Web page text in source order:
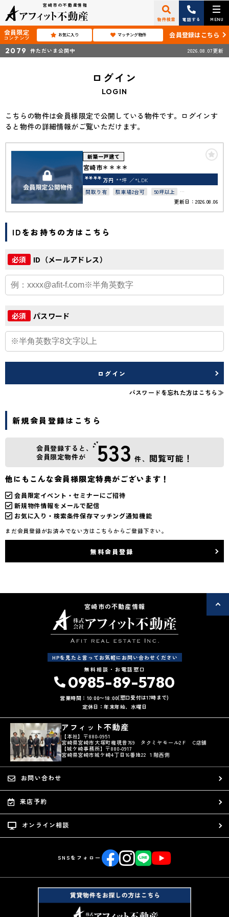
宮崎市の不動産情報
物件検索 電話する MENU
会員限定
コンテンツ お気に入り マッチング物件 会員登録はこちら
2079 件ただいま公開中 2026.08.07更新
ログイン
LOGIN
こちらの物件は会員様限定で公開している物件です。ログインす
ると物件の詳細情報がご覧いただけます。
新築一戸建て
宮崎市＊＊＊＊
**** 万円 **坪
*LDK
間取り有
駐車場2台可
50坪以上
オール電化住宅
更新日：2026.08.06
IDをお持ちの方はこちら
必須 ID（メールアドレス）
必須 パスワード
ログイン
パスワードを忘れた方はこちら≫
新規会員登録はこちら
会員登録すると、
会員限定物件が
533 件、 閲覧可能！
他にもこんな会員様限定特典がございます！
会員限定イベント・セミナーにご招待
新規物件情報をメールで配信
お気に入り・検索条件保存マッチング通知機能
まだ会員登録がお済みでない方はこちらからご登録下さい。
無料会員登録
宮崎市の不動産情報
HPを見たと言ってお気軽にお問い合わせください
無料相談・お電話窓口
0985-89-5780
営業時間：10:00〜18:00(窓口受付は17時まで)
定休日：年末年始、水曜日
アフィット不動産
【本社】〒880-0951
宮崎県宮崎市大塚町権現昔769 タクミヤモール2Ｆ C店舗
【城ケ崎事務所】〒880-0917
宮崎県宮崎市城ケ崎4丁目16番地22 １階西側
お問い合わせ
来店予約
オンライン相談
SNSをフォロー